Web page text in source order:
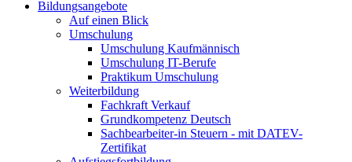
Bildungsangebote
Auf einen Blick
Umschulung
Umschulung Kaufmännisch
Umschulung IT-Berufe
Praktikum Umschulung
Weiterbildung
Fachkraft Verkauf
Grundkompetenz Deutsch
Sachbearbeiter-in Steuern - mit DATEV-
Zertifikat